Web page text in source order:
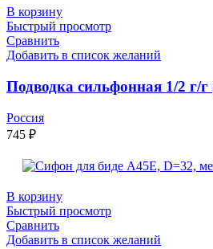
В корзину
Быстрый просмотр
Сравнить
Добавить в список желаний
Подводка сильфонная 1/2 г/г
Россия
745 ₽
В корзину
Быстрый просмотр
Сравнить
Добавить в список желаний